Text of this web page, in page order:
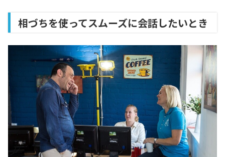
相づちを使ってスムーズに会話したいとき